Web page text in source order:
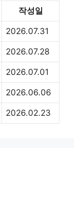
작성일
2026.07.31
2026.07.28
2026.07.01
2026.06.06
2026.02.23